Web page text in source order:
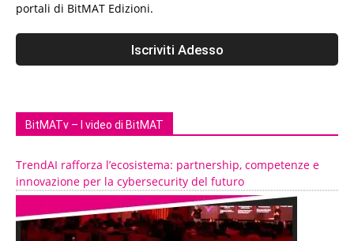
portali di BitMAT Edizioni.
BitMATv – I video di BitMAT
TrendAI rafforza l’ecosistema: partnership, competenze e
innovazione per la cybersecurity del futuro